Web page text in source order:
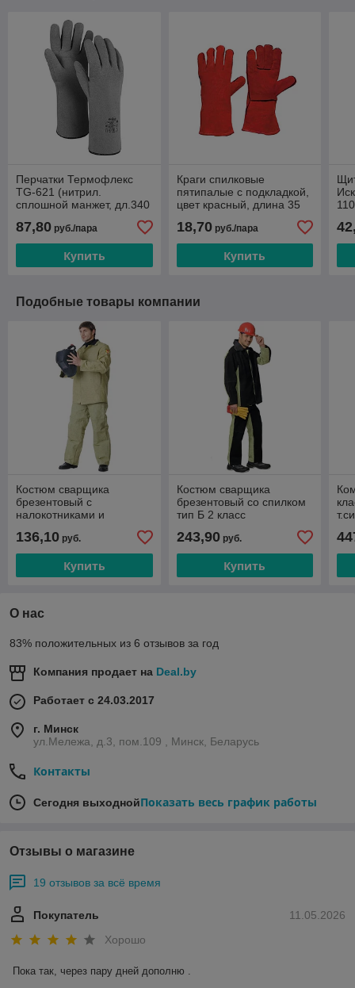
Перчатки Термофлекс
TG-621 (нитрил.
сплошной манжет, дл.340
87,80 руб./пара
Купить
Краги спилковые
пятипалые с подкладкой,
цвет красный, длина 35
18,70руб./пара
Купить
Подобные товары компании
Костюм сварщика
брезентовый с
налокотниками и
136,10 руб.
Купить
Костюм сварщика
брезентовый со спилком
тип Б 2 класс
243,90руб.
Купить
О нас
83% положительных из 6 отзывов за год
Компания продает на Deal.by
Работает с 24.03.2017
г. Минск
ул.Мележа, д.3, пом.109 , Минск, Беларусь
Контакты
Сегодня выходнойПоказать весь график работы
Отзывы о магазине
19 отзывов за всё время
11.05.2026
Покупатель
Хорошо
Пока так, через пару дней дополню .